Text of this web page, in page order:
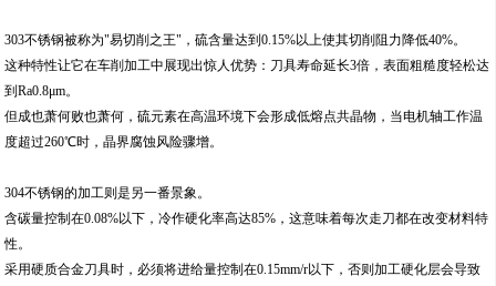
303不锈钢被称为"易切削之王"，硫含量达到0.15%以上使其切削阻力降低40%。
这种特性让它在车削加工中展现出惊人优势：刀具寿命延长3倍，表面粗糙度轻松达
到Ra0.8μm。
但成也萧何败也萧何，硫元素在高温环境下会形成低熔点共晶物，当电机轴工作温
度超过260℃时，晶界腐蚀风险骤增。
304不锈钢的加工则是另一番景象。
含碳量控制在0.08%以下，冷作硬化率高达85%，这意味着每次走刀都在改变材料特
性。
采用硬质合金刀具时，必须将进给量控制在0.15mm/r以下，否则加工硬化层会导致